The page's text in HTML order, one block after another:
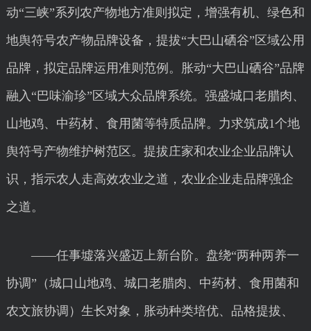
动“三峡”系列农产物地方准则拟定，增强有机、绿色和
地舆符号农产物品牌设备，提拔“大巴山硒谷”区域公用
品牌，拟定品牌运用准则范例。胀动“大巴山硒谷”品牌
融入“巴味渝珍”区域大众品牌系统。强盛城口老腊肉、
山地鸡、中药材、食用菌等特质品牌。力求筑成1个地
舆符号产物维护树范区。提拔庄家和农业企业品牌认
识，指示农人走高效农业之道，农业企业走品牌强企
之道。
——任事墟落兴盛迈上新台阶。盘绕“两种两养一
协调”（城口山地鸡、城口老腊肉、中药材、食用菌和
农文旅协调）生长对象，胀动种类培优、品格提拔、